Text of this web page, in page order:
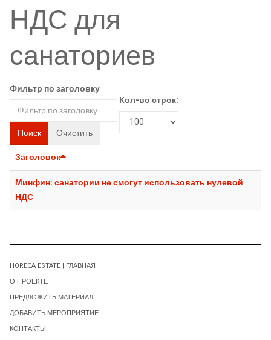
НДС для
санаториев
Фильтр по заголовку
Поиск Очистить
Кол-во строк:
Заголовок
Минфин: санатории не смогут использовать нулевой
НДС
HORECA ESTATE | ГЛАВНАЯ
О ПРОЕКТЕ
ПРЕДЛОЖИТЬ МАТЕРИАЛ
ДОБАВИТЬ МЕРОПРИЯТИЕ
КОНТАКТЫ